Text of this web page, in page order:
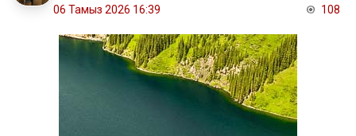
06 Тамыз 2026 16:39 108